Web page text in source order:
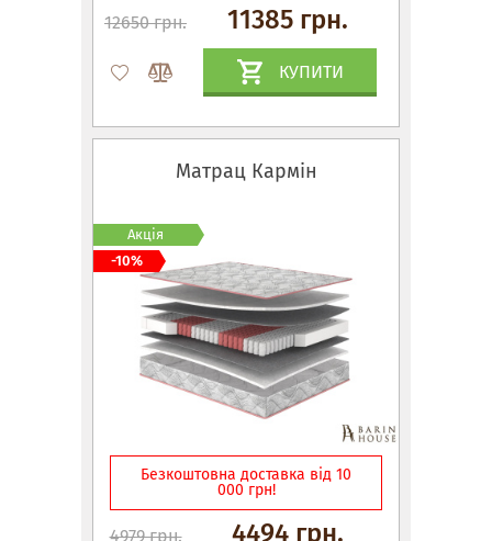
12650 грн. 11385 грн.
КУПИТИ
Матрац Кармін
Безкоштовна доставка від 10
000 грн!
4979 грн. 4494 грн.
Акція
-10%